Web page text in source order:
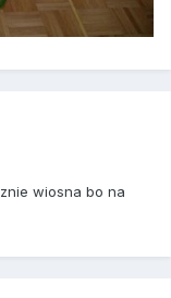
wiosna bo na